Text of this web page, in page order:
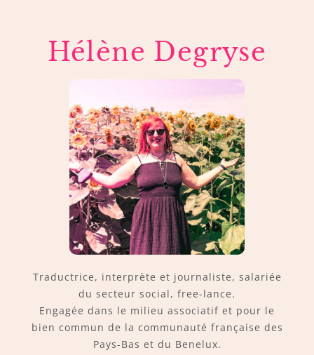
Hélène Degryse
Traductrice, interprète et journaliste, salariée
du secteur social, free-lance.
Engagée dans le milieu associatif et pour le
bien commun de la communauté française des
Pays-Bas et du Benelux.